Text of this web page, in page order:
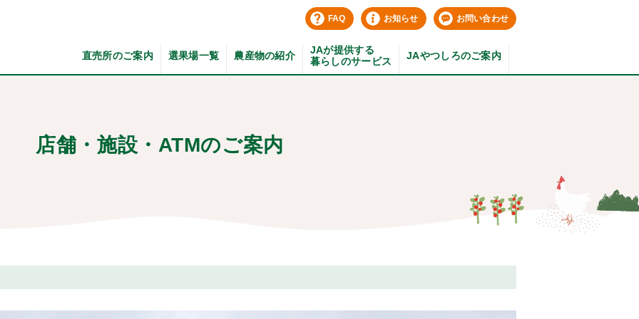
FAQ お知らせ お問い合わせ
直売所のご案内 選果場一覧 農産物の紹介
JAが提供する
暮らしのサービス
JAやつしろのご案内
店舗・施設・ATMのご案内